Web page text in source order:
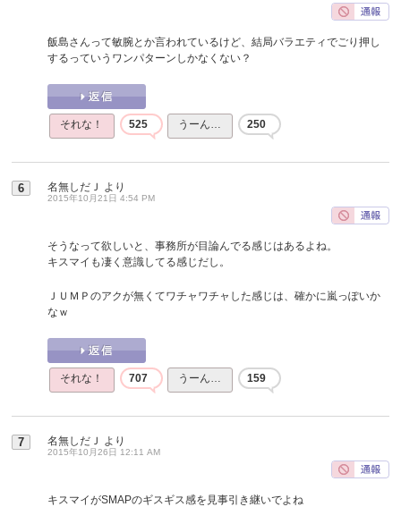
飯島さんって敏腕とか言われているけど、結局バラエティでごり押し
するっていうワンパターンしかなくない？
それな！ 525 うーん… 250
6 名無しだＪ より
2015年10月21日 4:54 PM
そうなって欲しいと、事務所が目論んでる感じはあるよね。
キスマイも凄く意識してる感じだし。
ＪＵＭＰのアクが無くてワチャワチャした感じは、確かに嵐っぽいか
なｗ
それな！ 707 うーん… 159
7 名無しだＪ より
2015年10月26日 12:11 AM
キスマイがSMAPのギスギス感を見事引き継いでよね